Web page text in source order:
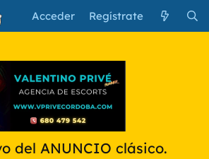
Acceder Regístrate
del ANUNCIO clásico.